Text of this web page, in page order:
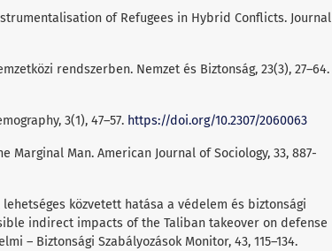
of Refugees in Hybrid Conflicts. Journal
rendszerben. Nemzet és Biztonság, 23(3), 27–64.
3(1), 47–57. https://doi.org/10.2307/2060063
Marginal Man. American Journal of Sociology, 33, 887-
közvetett hatása a védelem és biztonsági
indirect impacts of the Taliban takeover on defense
– Biztonsági Szabályozások Monitor, 43, 115–134.